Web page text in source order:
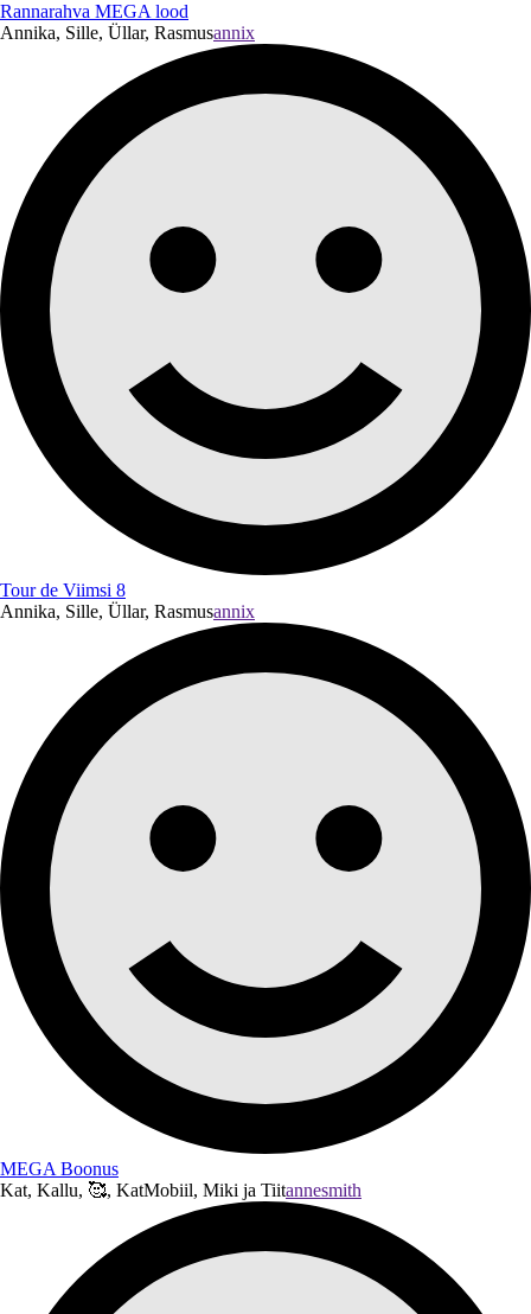
Rannarahva MEGA lood
Annika, Sille, Üllar, Rasmusannix
Tour de Viimsi 8
Annika, Sille, Üllar, Rasmusannix
MEGA Boonus
Kat, Kallu, 🥰, KatMobiil, Miki ja Tiitannesmith